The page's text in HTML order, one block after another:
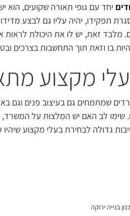
יחד עם גופי תאורה שקועים, הוא
תפקידו, יהיה עליו גם לבצע
מלבד זאת, יש לו את היכולת
בו וזאת תוך התחשבות בצרכים
מקצוע
שמתמחים גם בעיצוב פנים וגם
לב האם יש המלצות על המשרד,
גדולה לבחירת בעלי מקצוע שיהיו
בנייה ירוקה